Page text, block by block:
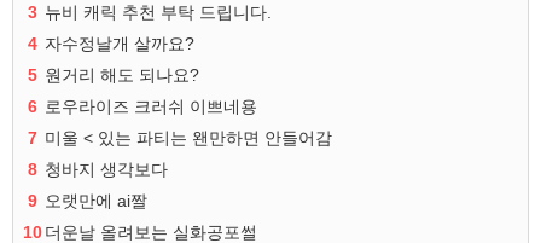
3 뉴비 캐릭 추천 부탁 드립니다.
4 자수정날개 살까요?
5 원거리 해도 되나요?
6 로우라이즈 크러쉬 이쁘네용
7 미울 < 있는 파티는 왠만하면 안들어감
8 청바지 생각보다
9 오랫만에 ai짤
10더운날 올려보는 실화공포썰